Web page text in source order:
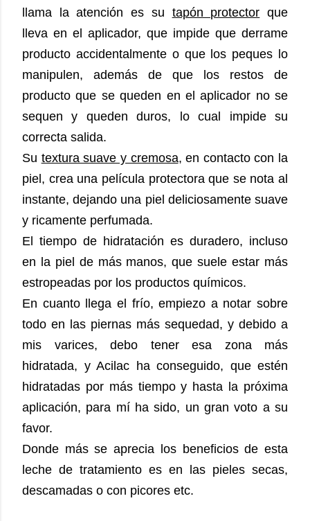
llama la atención es su tapón protector que
lleva en el aplicador, que impide que derrame
producto accidentalmente o que los peques lo
manipulen, además de que los restos de
producto que se queden en el aplicador no se
sequen y queden duros, lo cual impide su
correcta salida.
Su textura suave y cremosa, en contacto con la
piel, crea una película protectora que se nota al
instante, dejando una piel deliciosamente suave
y ricamente perfumada.
El tiempo de hidratación es duradero, incluso
en la piel de más manos, que suele estar más
estropeadas por los productos químicos.
En cuanto llega el frío, empiezo a notar sobre
todo en las piernas más sequedad, y debido a
mis varices, debo tener esa zona más
hidratada, y Acilac ha conseguido, que estén
hidratadas por más tiempo y hasta la próxima
aplicación, para mí ha sido, un gran voto a su
favor.
Donde más se aprecia los beneficios de esta
leche de tratamiento es en las pieles secas,
descamadas o con picores etc.